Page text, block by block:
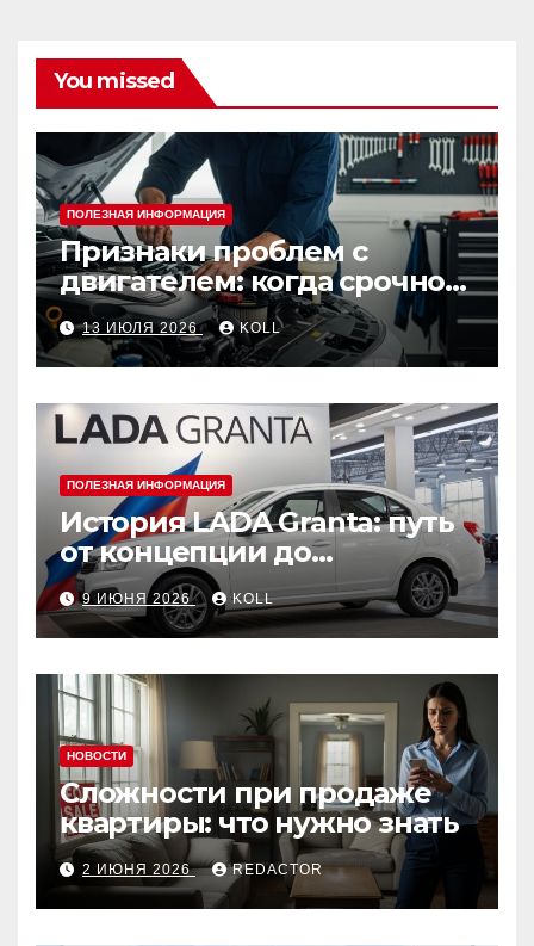
You missed
ПОЛЕЗНАЯ ИНФОРМАЦИЯ
Признаки проблем с
двигателем: когда срочно
ехать в сервис
13 ИЮЛЯ 2026 KOLL
ПОЛЕЗНАЯ ИНФОРМАЦИЯ
История LADA Granta: путь
от концепции до
популярного российского
автомобиля
9 ИЮНЯ 2026 KOLL
НОВОСТИ
Сложности при продаже
квартиры: что нужно знать
2 ИЮНЯ 2026 REDACTOR